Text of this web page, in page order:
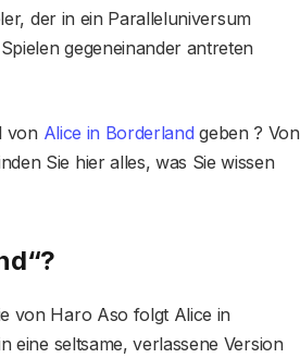
der in ein Paralleluniversum
gegeneinander antreten
von Alice in Borderland geben ? Von
Sie hier alles, was Sie wissen
von Haro Aso folgt Alice in
eine seltsame, verlassene Version